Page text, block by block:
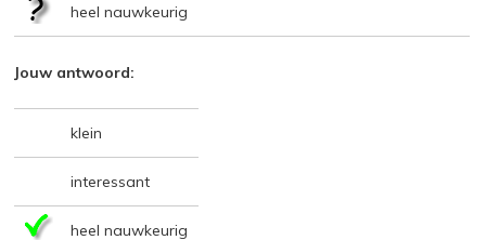
heel nauwkeurig
Jouw antwoord:
klein
interessant
heel nauwkeurig